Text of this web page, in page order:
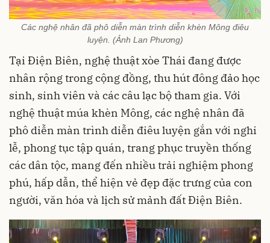
Các nghệ nhân đã phô diễn màn trình diễn khèn Mông điêu
luyện. (Ảnh Lan Phương)
Tại Điện Biên, nghệ thuật xòe Thái đang được
nhân rộng trong cộng đồng, thu hút đông đảo học
sinh, sinh viên và các câu lạc bộ tham gia. Với
nghệ thuật múa khèn Mông, các nghệ nhân đã
phô diễn màn trình diễn điêu luyện gắn với nghi
lễ, phong tục tập quán, trang phục truyền thống
các dân tộc, mang đến nhiều trải nghiệm phong
phú, hấp dẫn, thể hiện vẻ đẹp đặc trưng của con
người, văn hóa và lịch sử mảnh đất Điện Biên.